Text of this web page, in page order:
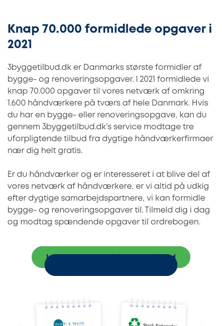
Knap 70.000 formidlede opgaver i
2021
3byggetilbud.dk er Danmarks største formidler af
bygge- og renoveringsopgaver. I 2021 formidlede vi
knap 70.000 opgaver til vores netværk af omkring
1.600 håndværkere på tværs af hele Danmark. Hvis
du har en bygge- eller renoveringsopgave, kan du
gennem 3byggetilbud.dk’s service modtage tre
uforpligtende tilbud fra dygtige håndværkerfirmaer
nær dig helt gratis.
Er du håndværker og er interesseret i at blive del af
vores netværk af håndværkere, er vi altid på udkig
efter dygtige samarbejdspartnere, vi kan formidle
bygge- og renoveringsopgaver til. Tilmeld dig i dag
og modtag spændende opgaver til ordrebogen.
Indhent tre uforpligtende tilbud